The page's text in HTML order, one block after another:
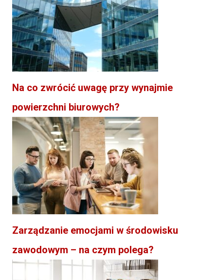
Na co zwrócić uwagę przy wynajmie
powierzchni biurowych?
Zarządzanie emocjami w środowisku
zawodowym – na czym polega?